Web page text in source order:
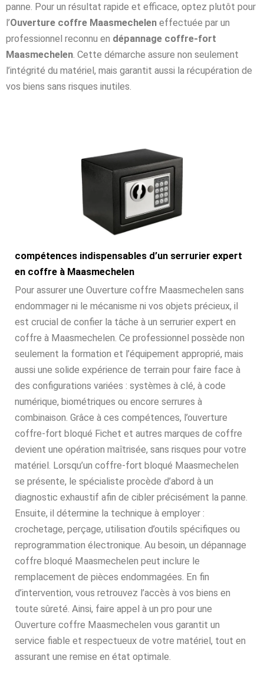
panne. Pour un résultat rapide et efficace, optez plutôt pour
l’Ouverture coffre Maasmechelen effectuée par un
professionnel reconnu en dépannage coffre-fort
Maasmechelen. Cette démarche assure non seulement
l’intégrité du matériel, mais garantit aussi la récupération de
vos biens sans risques inutiles.
compétences indispensables d’un serrurier expert
en coffre à Maasmechelen
Pour assurer une Ouverture coffre Maasmechelen sans
endommager ni le mécanisme ni vos objets précieux, il
est crucial de confier la tâche à un serrurier expert en
coffre à Maasmechelen. Ce professionnel possède non
seulement la formation et l’équipement approprié, mais
aussi une solide expérience de terrain pour faire face à
des configurations variées : systèmes à clé, à code
numérique, biométriques ou encore serrures à
combinaison. Grâce à ces compétences, l’ouverture
coffre-fort bloqué Fichet et autres marques de coffre
devient une opération maîtrisée, sans risques pour votre
matériel. Lorsqu’un coffre-fort bloqué Maasmechelen
se présente, le spécialiste procède d’abord à un
diagnostic exhaustif afin de cibler précisément la panne.
Ensuite, il détermine la technique à employer :
crochetage, perçage, utilisation d’outils spécifiques ou
reprogrammation électronique. Au besoin, un dépannage
coffre bloqué Maasmechelen peut inclure le
remplacement de pièces endommagées. En fin
d’intervention, vous retrouvez l’accès à vos biens en
toute sûreté. Ainsi, faire appel à un pro pour une
Ouverture coffre Maasmechelen vous garantit un
service fiable et respectueux de votre matériel, tout en
assurant une remise en état optimale.